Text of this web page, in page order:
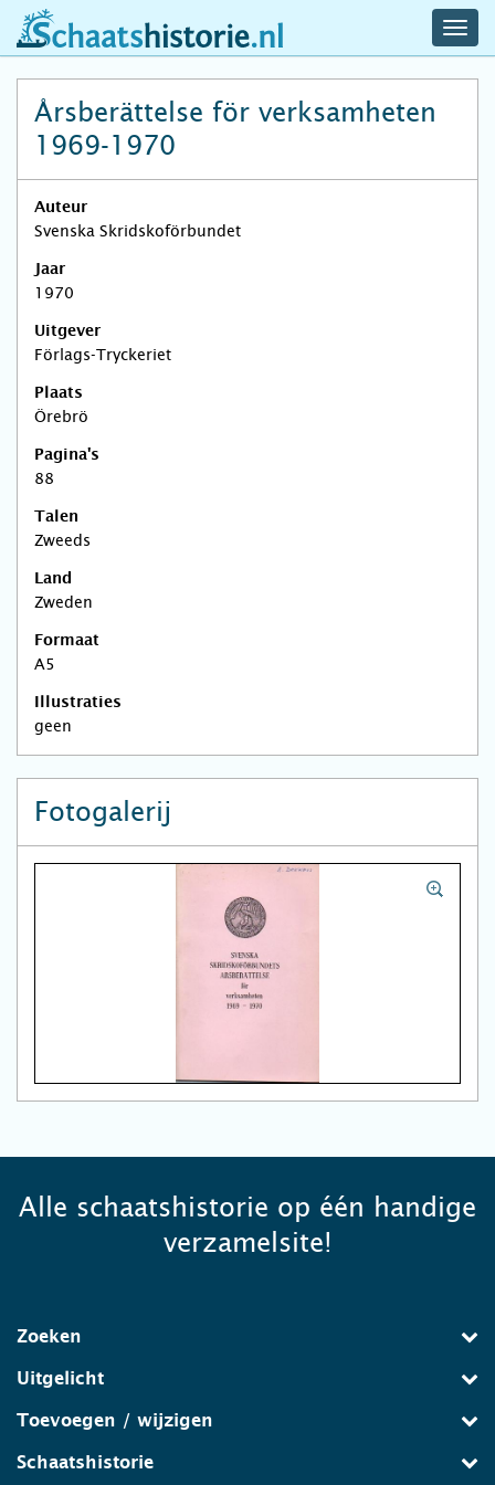
schaatshistorie.nl
Årsberättelse för verksamheten
1969-1970
Auteur
Svenska Skridskoförbundet
Jaar
1970
Uitgever
Förlags-Tryckeriet
Plaats
Örebrö
Pagina's
88
Talen
Zweeds
Land
Zweden
Formaat
A5
Illustraties
geen
Fotogalerij
Alle schaatshistorie op één handige
verzamelsite!
Zoeken
Uitgelicht
Toevoegen / wijzigen
Schaatshistorie